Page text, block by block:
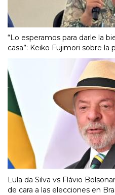
“Lo esperamos para darle la
casa”: Keiko Fujimori sobre la
Lula da Silva vs Flávio
de cara a las elecciones en